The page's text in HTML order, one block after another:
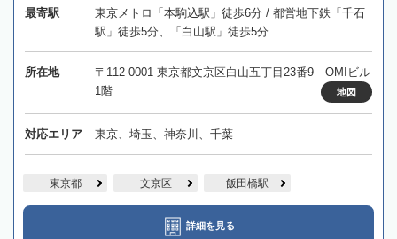
最寄駅
東京メトロ「本駒込駅」徒歩6分 / 都営地下鉄「千石
駅」徒歩5分、「白山駅」徒歩5分
所在地
〒112-0001 東京都文京区白山五丁目23番9 OMIビル
1階
地図
対応エリア 東京、埼玉、神奈川、千葉
東京都 文京区 飯田橋駅
詳細を見る